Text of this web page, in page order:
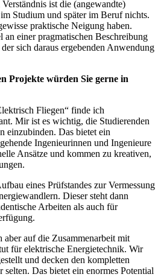
ist die (angewandte)
Studium und später im Beruf nichts.
praktische Neigung haben.
an einer pragmatischen Beschreibung
sich daraus ergebenden Anwendung
Projekte würden Sie gerne in
Fliegen“ finde ich
Mir ist es wichtig, die Studierenden
einzubinden. Das bietet ein
Ingenieurinnen und Ingenieure
Ansätze und kommen zu kreativen,
eines Prüfstandes zur Vermessung
Dieser steht dann
Arbeiten als auch für
aber auf die Zusammenarbeit mit
für elektrische Energietechnik. Wir
und decken den kompletten
selten. Das bietet ein enormes Potential